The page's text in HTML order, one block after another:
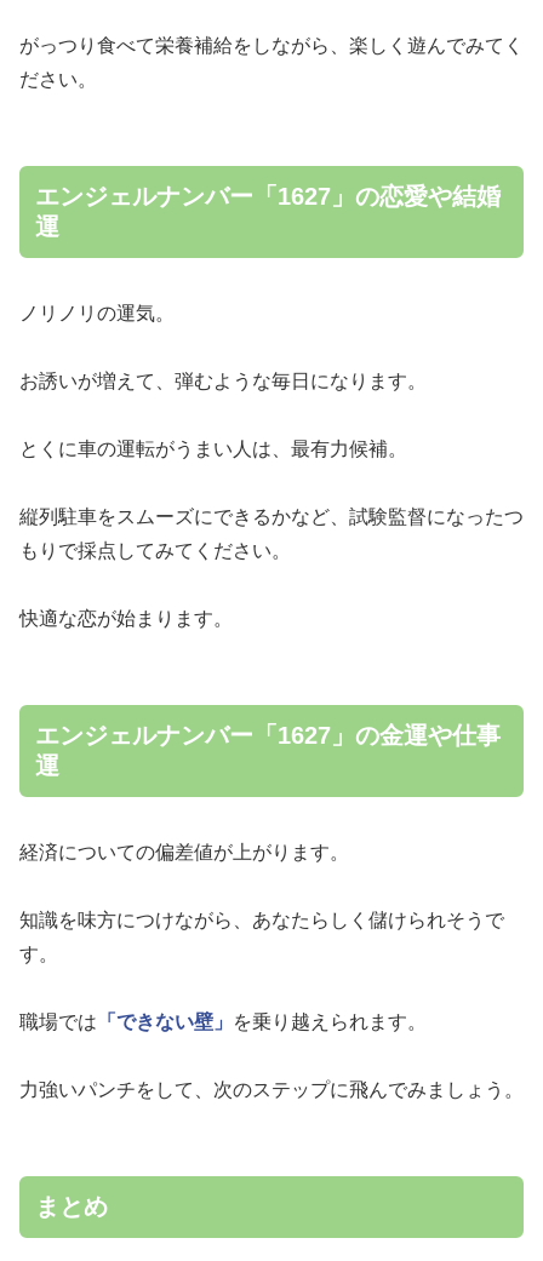
がっつり食べて栄養補給をしながら、楽しく遊んでみてく
ださい。
エンジェルナンバー「1627」の恋愛や結婚
運
ノリノリの運気。
お誘いが増えて、弾むような毎日になります。
とくに車の運転がうまい人は、最有力候補。
縦列駐車をスムーズにできるかなど、試験監督になったつ
もりで採点してみてください。
快適な恋が始まります。
エンジェルナンバー「1627」の金運や仕事
運
経済についての偏差値が上がります。
知識を味方につけながら、あなたらしく儲けられそうで
す。
職場では 「できない壁」 を乗り越えられます。
力強いパンチをして、次のステップに飛んでみましょう。
まとめ